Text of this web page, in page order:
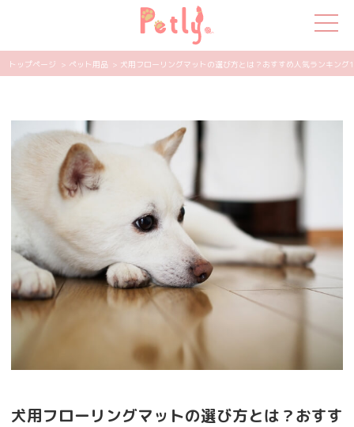
猫の特集
ペット用品
飼い主さんの悩み
ペットの気持ち
知って得する
エンタメ
トップページ > ペット用品 > 犬用フローリングマットの選び方とは？おすすめ人気ランキング
犬用フローリングマットの選び方とは？おすす